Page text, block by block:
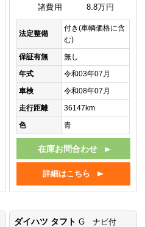
諸費用
8.8万円
法定整備
付き(車輌価格に含
む)
保証有無
無し
年式
令和03年07月
車検
令和08年07月
走行距離
36147km
色
青
在庫お問合わせ
詳細はこちら
ダイハツ タフトG ナビ付